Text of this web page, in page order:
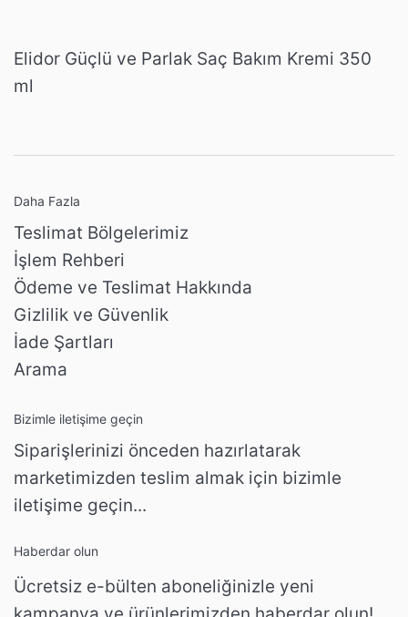
Elidor Güçlü ve Parlak Saç Bakım Kremi 350
ml
Daha Fazla
Teslimat Bölgelerimiz
İşlem Rehberi
Ödeme ve Teslimat Hakkında
Gizlilik ve Güvenlik
İade Şartları
Arama
Bizimle iletişime geçin
Siparişlerinizi önceden hazırlatarak
marketimizden teslim almak için bizimle
iletişime geçin...
Haberdar olun
Ücretsiz e-bülten aboneliğinizle yeni